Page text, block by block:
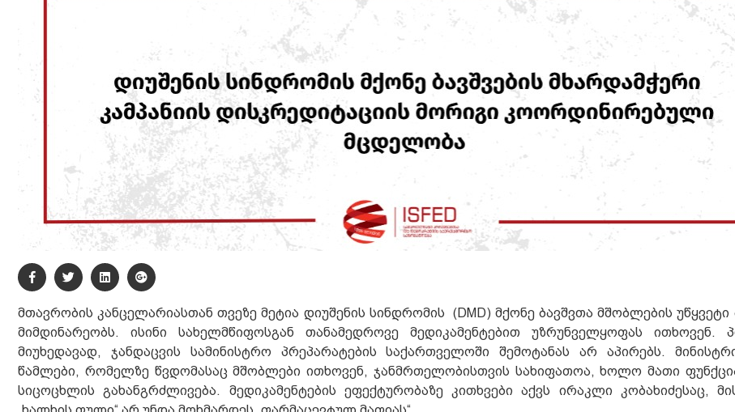
მთავრობის კანცელარიასთან თვეზე მეტია დიუშენის სინდრომის (DMD) მქონე ბავშვთა მშობლების
მიმდინარეობს. ისინი სახელმწიფოსგან თანამედროვე მედიკამენტებით უზრუნველყოფას ითხოვენ.
მიუხედავად, ჯანდაცვის სამინისტრო პრეპარატების საქართველოში შემოტანას არ აპირებს.
წამლები, რომელზე წვდომასაც მშობლები ითხოვენ, ჯანმრთელობისთვის სახიფათოა, ხოლო მათი
სიცოცხლის გახანგრძლივება. მედიკამენტების ეფექტურობაზე კითხვები აქვს ირაკლი კობახიძესაც,